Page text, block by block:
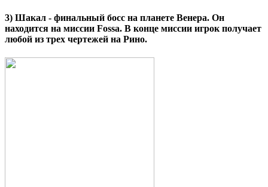
3) Шакал - финальный босс на планете Венера. Он
находится на миссии Fossa. В конце миссии игрок получает
любой из трех чертежей на Рино.